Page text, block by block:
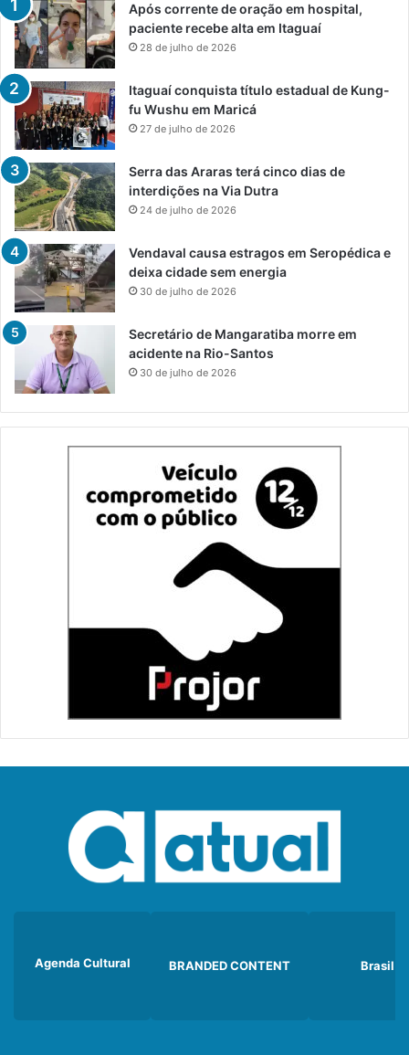
Após corrente de oração em hospital,
paciente recebe alta em Itaguaí
28 de julho de 2026
Itaguaí conquista título estadual de Kung-
fu Wushu em Maricá
27 de julho de 2026
Serra das Araras terá cinco dias de
interdições na Via Dutra
24 de julho de 2026
Vendaval causa estragos em Seropédica e
deixa cidade sem energia
30 de julho de 2026
Secretário de Mangaratiba morre em
acidente na Rio-Santos
30 de julho de 2026
Agenda Cultural BRANDED CONTENT Brasil